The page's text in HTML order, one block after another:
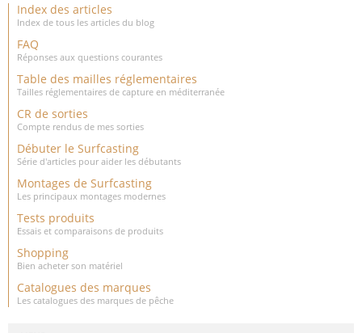
Index des articles
Index de tous les articles du blog
FAQ
Réponses aux questions courantes
Table des mailles réglementaires
Tailles réglementaires de capture en méditerranée
CR de sorties
Compte rendus de mes sorties
Débuter le Surfcasting
Série d'articles pour aider les débutants
Montages de Surfcasting
Les principaux montages modernes
Tests produits
Essais et comparaisons de produits
Shopping
Bien acheter son matériel
Catalogues des marques
Les catalogues des marques de pêche